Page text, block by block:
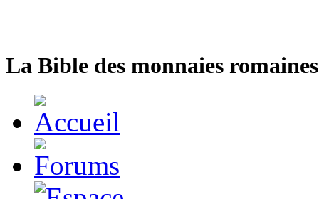
La Bible des monnaies